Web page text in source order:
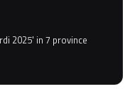
2025' in 7 province